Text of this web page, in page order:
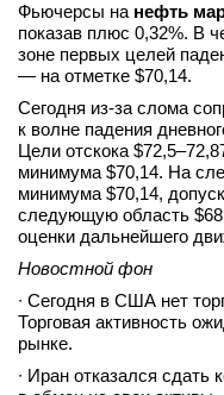
Мероприятия
Новости
Интервью
вконтакте
Стать автором
Фьючерсы на нефть
показав плюс 0,32%. В
зоне первых целей
— на отметке $70,14.
Сегодня из-за слома
к волне падения
Цели отскока
минимума $70,14. На
минимума $70,14,
следующую область
оценки дальнейшего
Новостной фон
∙ Сегодня в США нет
Торговая активность
рынке.
∙ Иран отказался